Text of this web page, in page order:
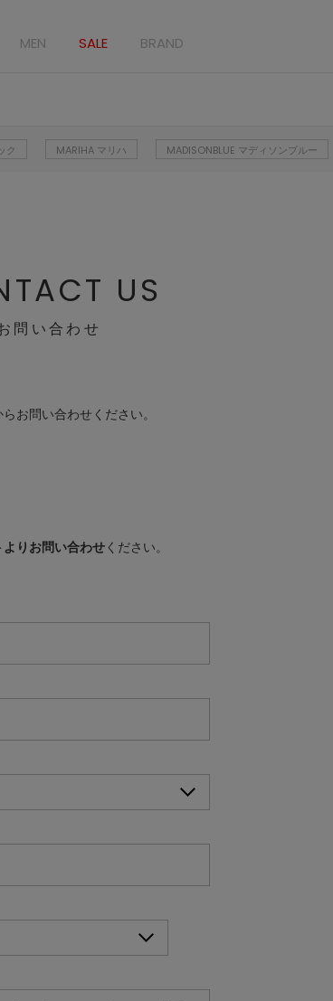
MEN SALE BRAND
ク MARIHA マリハ MADISONBLUE マディソンブルー
US
問い合わせ
お問い合わせください。
りお問い合わせください。